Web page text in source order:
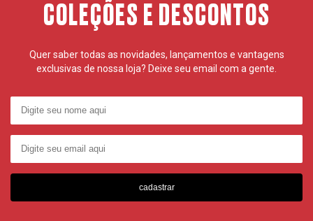
COLEÇÕES E DESCONTOS
Quer saber todas as novidades, lançamentos e vantagens
exclusivas de nossa loja? Deixe seu email com a gente.
cadastrar